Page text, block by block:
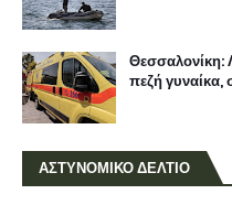
Θεσσαλονίκη:
πεζή γυναίκα,
ΑΣΤΥΝΟΜΙΚΟ ΔΕΛΤΙΟ